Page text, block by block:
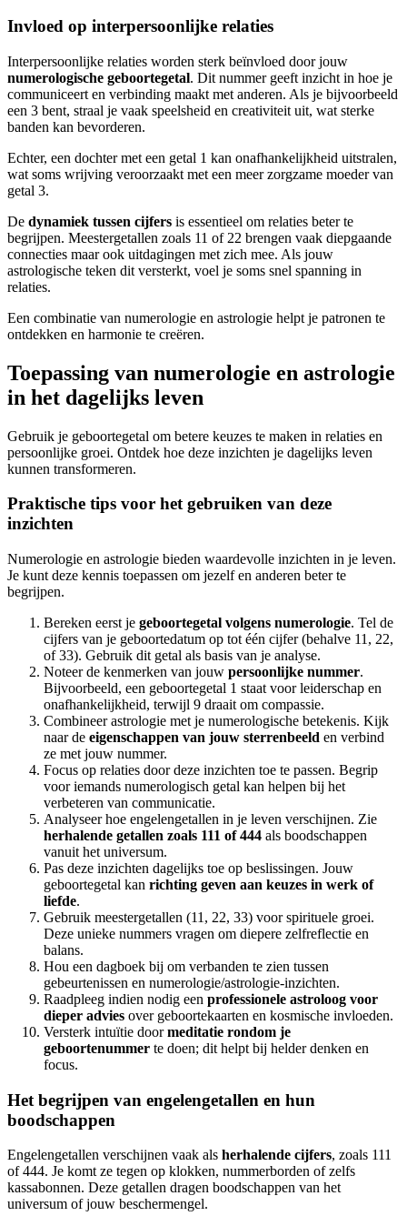
Invloed op interpersoonlijke relaties
Interpersoonlijke relaties worden sterk beïnvloed door jouw
numerologische geboortegetal. Dit nummer geeft inzicht in hoe je
communiceert en verbinding maakt met anderen. Als je bijvoorbeeld
een 3 bent, straal je vaak speelsheid en creativiteit uit, wat sterke
banden kan bevorderen.
Echter, een dochter met een getal 1 kan onafhankelijkheid uitstralen,
wat soms wrijving veroorzaakt met een meer zorgzame moeder van
getal 3.
De dynamiek tussen cijfers is essentieel om relaties beter te
begrijpen. Meestergetallen zoals 11 of 22 brengen vaak diepgaande
connecties maar ook uitdagingen met zich mee. Als jouw
astrologische teken dit versterkt, voel je soms snel spanning in
relaties.
Een combinatie van numerologie en astrologie helpt je patronen te
ontdekken en harmonie te creëren.
Toepassing van numerologie en astrologie
in het dagelijks leven
Gebruik je geboortegetal om betere keuzes te maken in relaties en
persoonlijke groei. Ontdek hoe deze inzichten je dagelijks leven
kunnen transformeren.
Praktische tips voor het gebruiken van deze
inzichten
Numerologie en astrologie bieden waardevolle inzichten in je leven.
Je kunt deze kennis toepassen om jezelf en anderen beter te
begrijpen.
Bereken eerst je geboortegetal volgens numerologie. Tel de
cijfers van je geboortedatum op tot één cijfer (behalve 11, 22,
of 33). Gebruik dit getal als basis van je analyse.
Noteer de kenmerken van jouw persoonlijke nummer.
Bijvoorbeeld, een geboortegetal 1 staat voor leiderschap en
onafhankelijkheid, terwijl 9 draait om compassie.
Combineer astrologie met je numerologische betekenis. Kijk
naar de eigenschappen van jouw sterrenbeeld en verbind
ze met jouw nummer.
Focus op relaties door deze inzichten toe te passen. Begrip
voor iemands numerologisch getal kan helpen bij het
verbeteren van communicatie.
Analyseer hoe engelengetallen in je leven verschijnen. Zie
herhalende getallen zoals 111 of 444 als boodschappen
vanuit het universum.
Pas deze inzichten dagelijks toe op beslissingen. Jouw
geboortegetal kan richting geven aan keuzes in werk of
liefde.
Gebruik meestergetallen (11, 22, 33) voor spirituele groei.
Deze unieke nummers vragen om diepere zelfreflectie en
balans.
Hou een dagboek bij om verbanden te zien tussen
gebeurtenissen en numerologie/astrologie-inzichten.
Raadpleeg indien nodig een professionele astroloog voor
dieper advies over geboortekaarten en kosmische invloeden.
Versterk intuïtie doormeditatie rondom je
geboortenummer te doen; dit helpt bij helder denken en
focus.
Het begrijpen van engelengetallen en hun
boodschappen
Engelengetallen verschijnen vaak als herhalende cijfers, zoals 111
of 444. Je komt ze tegen op klokken, nummerborden of zelfs
kassabonnen. Deze getallen dragen boodschappen van het
universum of jouw beschermengel.